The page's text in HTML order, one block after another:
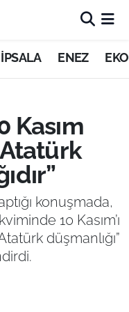
İPSALA ENEZ
Kasım
konuşmada,
10 Kasım’ı
düşmanlığı”